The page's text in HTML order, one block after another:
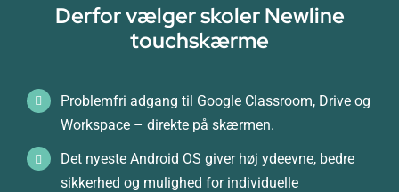
Derfor vælger skoler Newline
touchskærme
Problemfri adgang til Google Classroom, Drive og
Workspace – direkte på skærmen.
Det nyeste Android OS giver høj ydeevne, bedre
sikkerhed og mulighed for individuelle